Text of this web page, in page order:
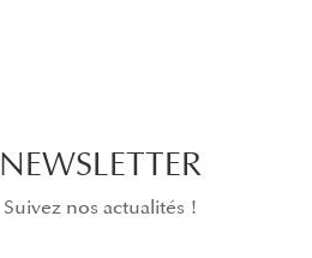
NEWSLETTER
Suivez nos actualités !